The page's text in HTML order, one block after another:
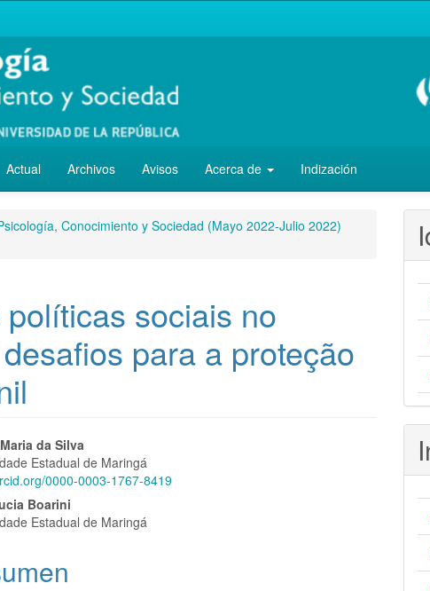
Actual Archivos Avisos Acerca de Indización
Conocimiento y Sociedad (Mayo 2022-Julio 2022)
sociais no
para a proteção
da Silva
Estadual de Maringá
0000-0003-1767-8419
Boarini
Estadual de Maringá